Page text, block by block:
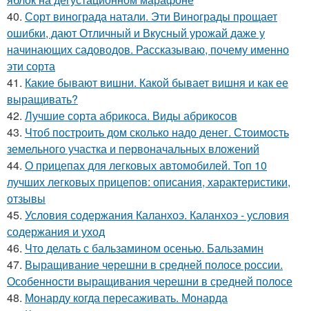
40. Сорт винограда натали. Эти Винограды прощает
ошибки, дают Отличный и Вкусный урожай даже у
начинающих садоводов. Рассказываю, почему именно
эти сорта
41. Какие бывают вишни. Какой бывает вишня и как ее
выращивать?
42. Лучшие сорта абрикоса. Виды абрикосов
43. Чтоб построить дом сколько надо денег. Стоимость
земельного участка и первоначальных вложений
44. О прицепах для легковых автомобилей. Топ 10
лучших легковых прицепов: описания, характеристики,
отзывы
45. Условия содержания Каланхоэ. Каланхоэ - условия
содержания и уход
46. Что делать с бальзамином осенью. Бальзамин
47. Выращивание черешни в средней полосе россии.
Особенности выращивания черешни в средней полосе
48. Монарду когда пересаживать. Монарда